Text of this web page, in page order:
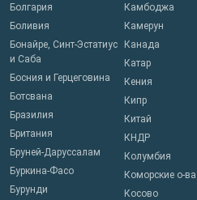
Болгария
Боливия
Бонайре, Синт-Эстатиус
и Саба
Босния и Герцеговина
Ботсвана
Бразилия
Британия
Бруней-Даруссалам
Буркина-Фасо
Бурунди
Камбоджа
Камерун
Канада
Катар
Кения
Кипр
Китай
КНДР
Колумбия
Коморские о-ва
Косово